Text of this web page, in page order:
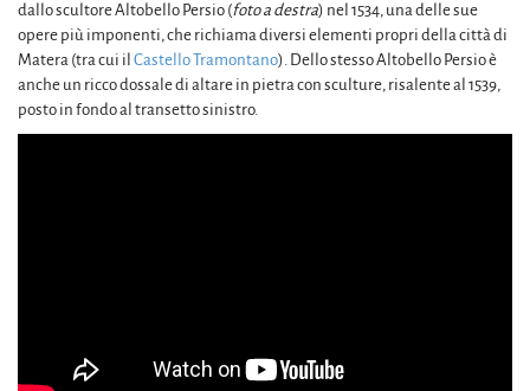
dallo scultore Altobello Persio (foto a destra) nel 1534, una delle sue
opere più imponenti, che richiama diversi elementi propri della città di
Matera (tra cui il Castello Tramontano). Dello stesso Altobello Persio è
anche un ricco dossale di altare in pietra con sculture, risalente al 1539,
posto in fondo al transetto sinistro.